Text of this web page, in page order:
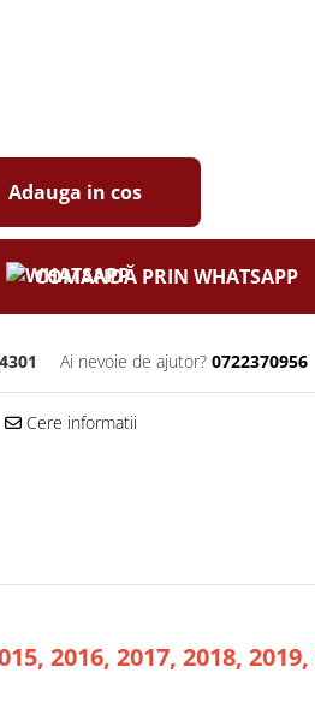
Adauga in cos
COMANDĂ PRIN WHATSAPP
Ai nevoie de ajutor? 0722370956
Cere informatii
2016, 2017, 2018, 2019,